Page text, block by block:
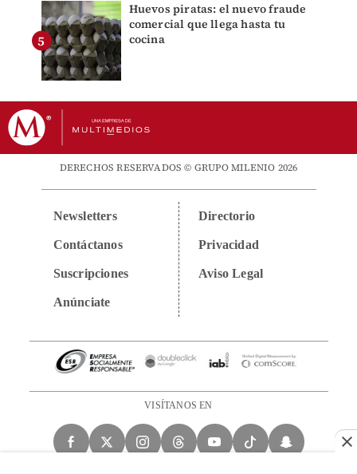
Huevos piratas: el nuevo fraude
comercial que llega hasta tu
cocina
DERECHOS RESERVADOS © GRUPO MILENIO 2026
Newsletters
Contáctanos
Suscripciones
Anúnciate
Directorio
Privacidad
Aviso Legal
VISÍTANOS EN